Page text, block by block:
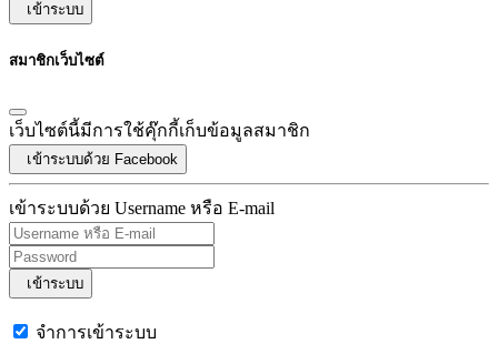
เข้าระบบ
สมาชิกเว็บไซต์
เว็บไซต์นี้มีการใช้คุ๊กกี้เก็บข้อมูลสมาชิก
เข้าระบบด้วย Facebook
เข้าระบบด้วย Username หรือ E-mail
เข้าระบบ
จำการเข้าระบบ